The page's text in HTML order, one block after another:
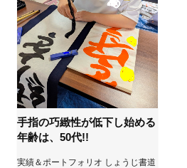
手指の巧緻性が低下し始める
年齢は、50代!!
実績＆ポートフォリオ しょうじ書道